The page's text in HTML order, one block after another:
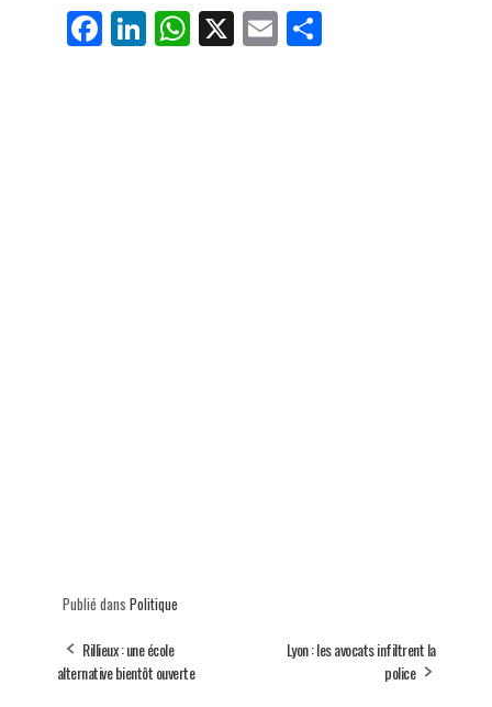
Fa
ce
Li
nk
W
ha
X E
m
Pa
rt
Publié dans Politique
Rillieux : une école
alternative bientôt ouverte
Lyon : les avocats infiltrent la
police